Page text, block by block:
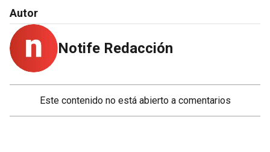
Autor
Notife Redacción
Este contenido no está abierto a comentarios